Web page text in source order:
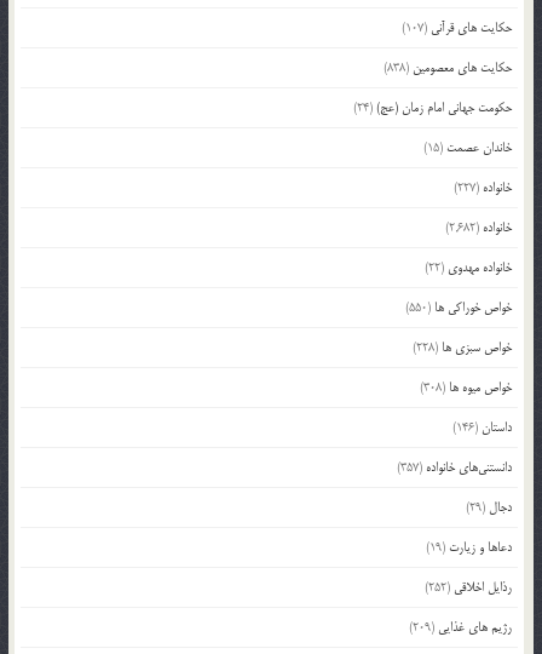
حکایت های قرآنی (107)
حکایت های معصومین (838)
حکومت جهانی امام زمان (عج)(24)
خاندان عصمت (15)
خانواده (227)
خانواده (2,682)
خانواده مهدوی (22)
خواص خوراکی ها (550)
خواص سبزی ها (228)
خواص میوه ها (308)
داستان(146)
دانستنی‌های خانواده (357)
دجال (29)
دعاها و زیارت (19)
رذایل اخلاقی (252)
رژیم های غذایی (209)